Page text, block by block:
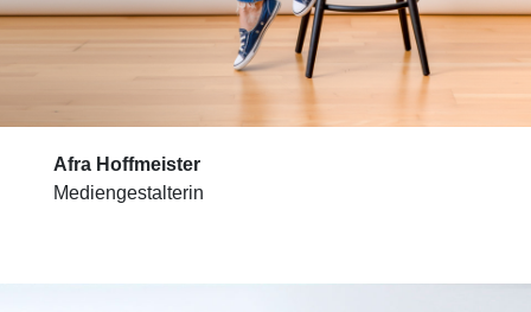
Afra Hoffmeister
Mediengestalterin